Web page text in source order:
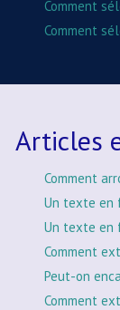
Comment
Comment
Articles
Comment
Un texte en
Un texte en
Comment
Peut-on
Comment